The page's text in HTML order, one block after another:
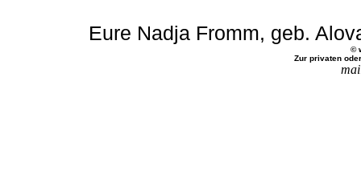
Eure Nadja Fromm, geb.
©
Zur privaten